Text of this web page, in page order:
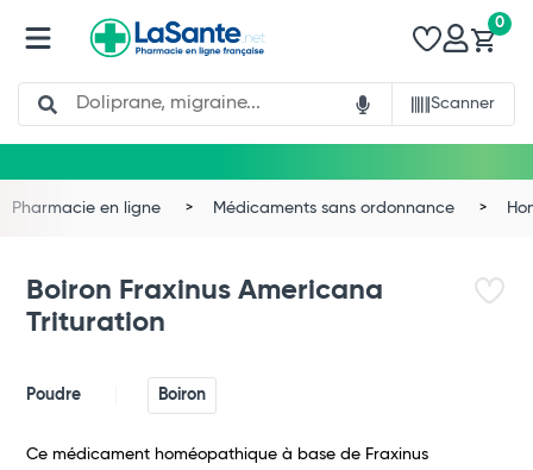
Search
Scanner
0
Pharmacie en ligne Médicaments sans ordonnance
Boiron Fraxinus Americana
Trituration
Poudre Boiron
Ce médicament homéopathique à base de Fraxinus